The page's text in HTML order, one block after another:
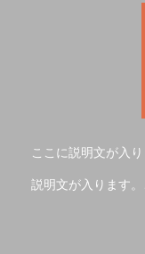
ここに説明文が入
説明文が入ります